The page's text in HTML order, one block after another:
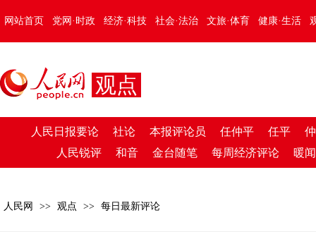
网站首页 党网·时政 经济·科技 社会·法治 文旅·体育 健康·生活
观点
人民日报要论 社论 本报评论员 任仲平 任平
人民锐评
和音 金台随笔 每周经济评论 暖
人民网 >> 观点 >> 每日最新评论